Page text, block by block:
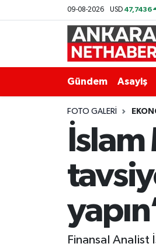
09-08-2026 USD 47,7436
Gündem Asayiş
FOTO GALERI
Finansal Analist
Gündem
Resmi İlanlar
Ankara Hava Durumu
Tüm Manşetler
Son Dakika Haberleri